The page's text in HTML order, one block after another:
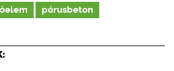
pórusbeton